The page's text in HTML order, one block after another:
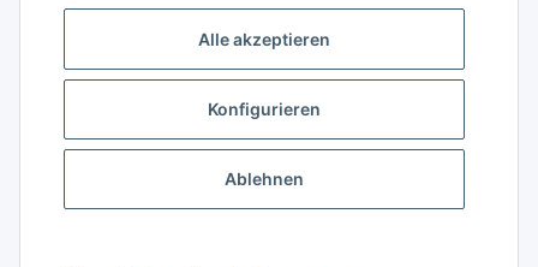
Alle akzeptieren
Konfigurieren
Ablehnen